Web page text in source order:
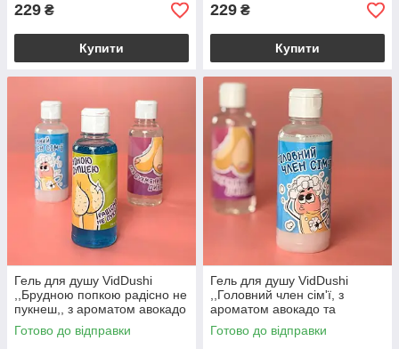
229 ₴
Купити
229 ₴
Купити
Гель для душу VidDushi
,,Брудною попкою радісно не
пукнеш,, з ароматом авокадо
та гуарани, 200 мл
Готово до відправки
Гель для душу VidDushi
,,Головний член сім'ї, з
ароматом авокадо та
гуарани, 200 мл
Готово до відправки